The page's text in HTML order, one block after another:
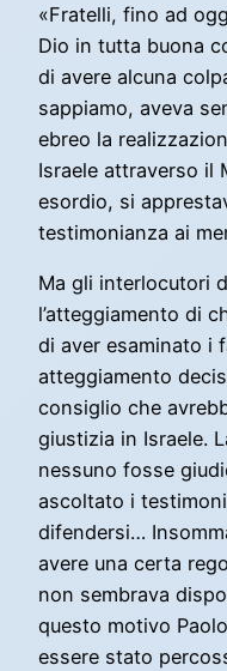
«Fratelli, fino ad
Dio in tutta buona
di avere alcuna
sappiamo, aveva
ebreo la
Israele attraverso il
esordio, si
testimonianza ai
Ma gli interlocutori
l’atteggiamento di
di aver esaminato i
atteggiamento
consiglio che
giustizia in Israele.
nessuno fosse
ascoltato i
difendersi…
avere una certa
non sembrava
questo motivo
essere stato